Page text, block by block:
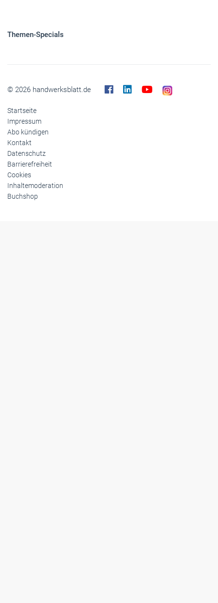
Themen-Specials
© 2026 handwerksblatt.de
Startseite
Impressum
Abo kündigen
Kontakt
Datenschutz
Barrierefreiheit
Cookies
Inhaltemoderation
Buchshop